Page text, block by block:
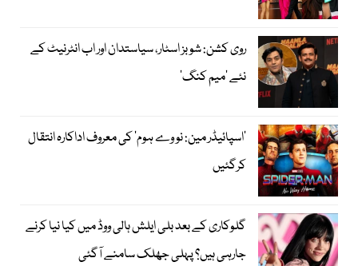
روی کشن: شوبز اسٹار، سیاستدان اور اب انٹرنیٹ کے
نئے ’میم کنگ‘
’اسپائیڈر مین: نو وے ہوم‘ کی معروف اداکارہ انتقال
کرگئیں
گلوکاری کے بعد بلی ایلش ہالی ووڈ میں کیا نیا کرنے
جارہی ہیں؟ پہلی جھلک سامنے آگئی